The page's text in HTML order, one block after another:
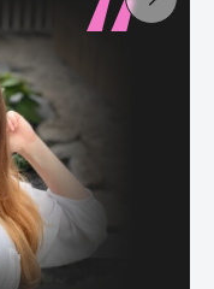
і знову — це